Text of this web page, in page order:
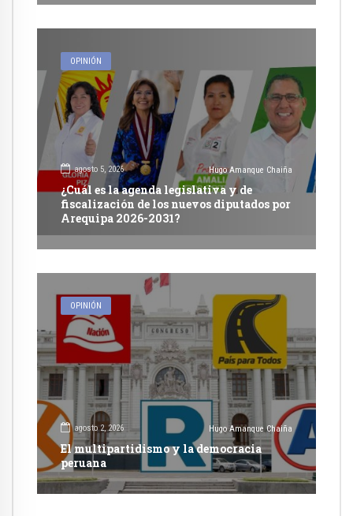
OPINIÓN
agosto 5, 2026 Hugo Amanque Chaiña
¿Cuál es la agenda legislativa y de
fiscalización de los nuevos diputados por
Arequipa 2026-2031?
OPINIÓN
agosto 2, 2026 Hugo Amanque Chaiña
El multipartidismo y la democracia
peruana